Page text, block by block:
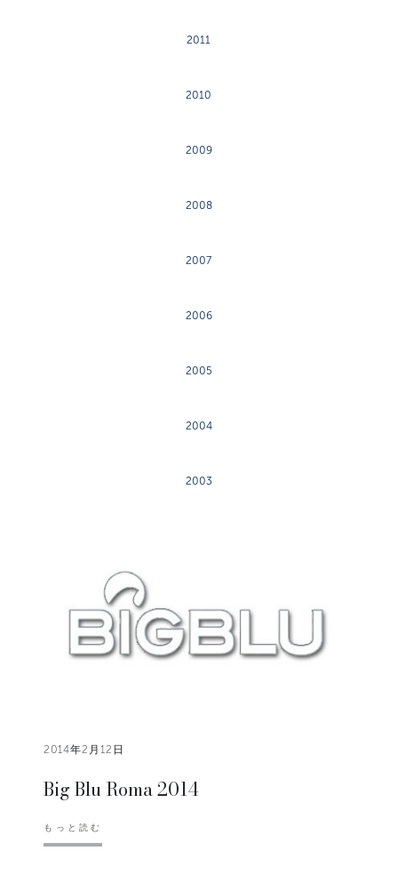
2011
2010
2009
2008
2007
2006
2005
2004
2003
2014年2月12日
Big Blu Roma 2014
もっと読む